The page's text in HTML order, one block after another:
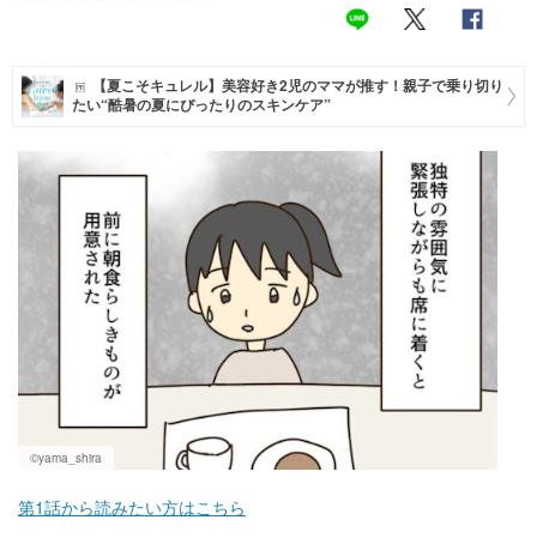
住まい
トレンド・イベント
【夏こそキュレル】美容好き2児のママが推す！親子で乗り切り
たい“酷暑の夏にぴったりのスキンケア”
©yama_shira
第1話から読みたい方はこちら